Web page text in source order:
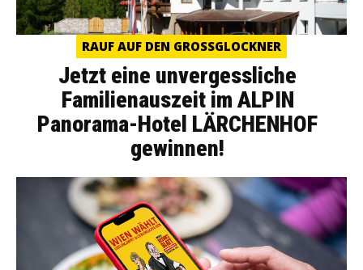
RAUF AUF DEN GROSSGLOCKNER
Jetzt eine unvergessliche
Familienauszeit im ALPIN
Panorama-Hotel LÄRCHENHOF
gewinnen!